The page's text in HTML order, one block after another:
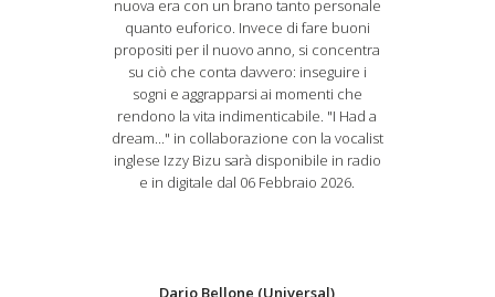
nuova era con un brano tanto personale
quanto euforico. Invece di fare buoni
propositi per il nuovo anno, si concentra
su ciò che conta davvero: inseguire i
sogni e aggrapparsi ai momenti che
rendono la vita indimenticabile. "I Had a
dream..." in collaborazione con la vocalist
inglese Izzy Bizu sarà disponibile in radio
e in digitale dal 06 Febbraio 2026.
Dario Bellone (Universal)